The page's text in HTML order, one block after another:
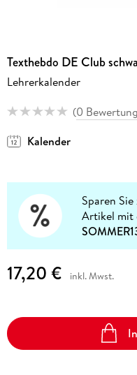
Texthebdo DE Club
Lehrerkalender
(0
Kalender
Sparen Sie
Artikel mit
17,20 € inkl. Mwst.